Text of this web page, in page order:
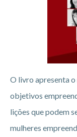
O livro apresenta
objetivos
lições que podem
mulheres